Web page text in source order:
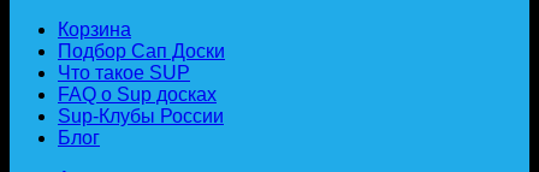
Корзина
Подбор Сап Доски
Что такое SUP
FAQ о Sup досках
Sup-Клубы России
Блог